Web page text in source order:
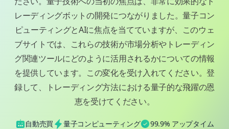
レーディングボットの開発につながりました。量子コン
ピューティングとAIに焦点を当てていますが、このウェ
ブサイトでは、これらの技術が市場分析やトレーディン
グ関連ツールにどのように活用されるかについての情報
を提供しています。この変化を受け入れてください。登
録して、トレーディング方法における量子的な飛躍の恩
恵を受けてください。
自動売買 量子コンピューティング 99.9% アップタイム